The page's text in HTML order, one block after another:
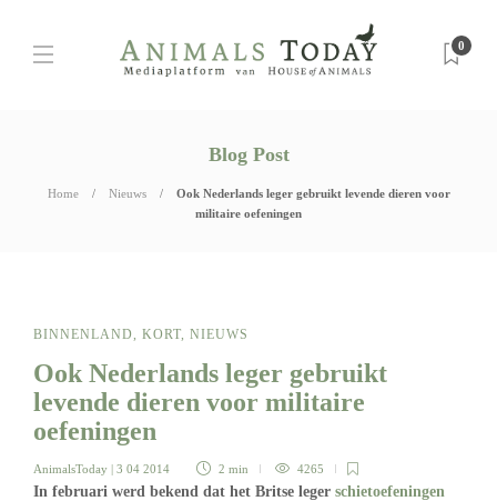
0
Blog Post
Home Nieuws
Ook Nederlands leger gebruikt levende dieren voor
militaire oefeningen
BINNENLAND, KORT, NIEUWS
Ook Nederlands leger gebruikt
levende dieren voor militaire
oefeningen
AnimalsToday | 3 04 2014 2 min 4265
In februari werd bekend dat het Britse leger schietoefeningen